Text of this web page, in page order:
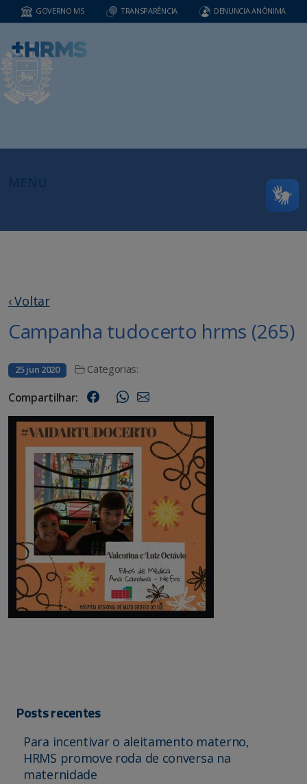
GOVERNO MS TRANSPARÊNCIA DENUNCIA ANÔNIMA
‹ Voltar
Campanha tudocerto hrms (265)
25 jun 2020 Categorias:
Compartilhar:
Posts recentes
Para incentivar o aleitamento materno,
HRMS promove roda de conversa na
maternidade